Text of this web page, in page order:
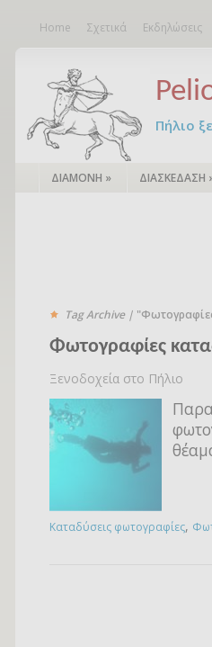
Home Σχετικά Εκδηλώσεις
Πήλιο
ΔΙΑΜΟΝΗ » ΔΙΑΣΚΕΔΑΣΗ
Tag Archive |
Φωτογραφίες
Ξενοδοχεία στο Πήλιο
Καταδύσεις φωτογραφίες,